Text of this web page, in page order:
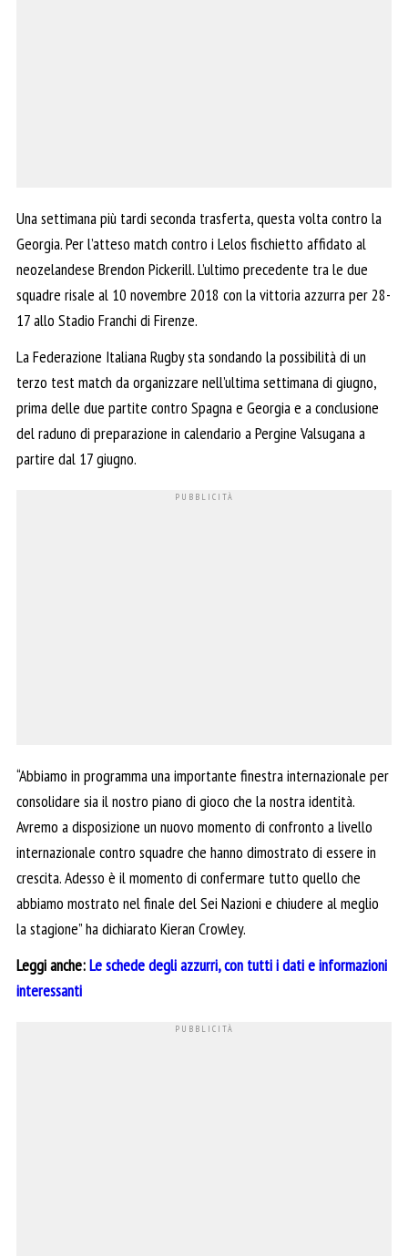
Una settimana più tardi seconda trasferta, questa volta contro la
Georgia. Per l’atteso match contro i Lelos fischietto affidato al
neozelandese Brendon Pickerill. L’ultimo precedente tra le due
squadre risale al 10 novembre 2018 con la vittoria azzurra per 28-
17 allo Stadio Franchi di Firenze.
La Federazione Italiana Rugby sta sondando la possibilità di un
terzo test match da organizzare nell’ultima settimana di giugno,
prima delle due partite contro Spagna e Georgia e a conclusione
del raduno di preparazione in calendario a Pergine Valsugana a
partire dal 17 giugno.
“Abbiamo in programma una importante finestra internazionale per
consolidare sia il nostro piano di gioco che la nostra identità.
Avremo a disposizione un nuovo momento di confronto a livello
internazionale contro squadre che hanno dimostrato di essere in
crescita. Adesso è il momento di confermare tutto quello che
abbiamo mostrato nel finale del Sei Nazioni e chiudere al meglio
la stagione” ha dichiarato Kieran Crowley.
Leggi anche:Le schede degli azzurri, con tutti i dati e informazioni
interessanti